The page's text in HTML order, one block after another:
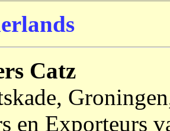
Catz
en Exporteurs